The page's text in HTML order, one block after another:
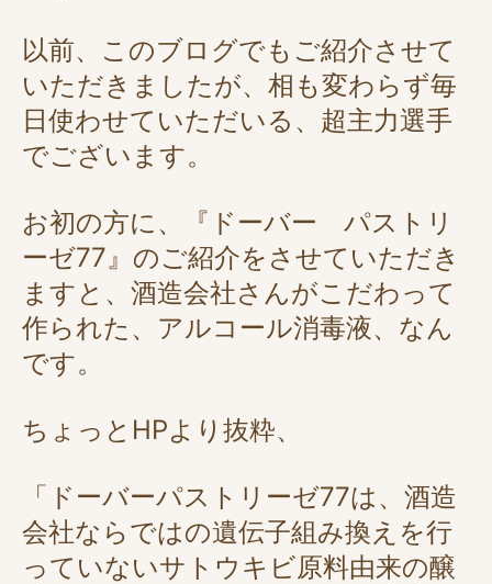
以前、このブログでもご紹介させて
いただきましたが、相も変わらず毎
日使わせていただいる、超主力選手
でございます。
お初の方に、『ドーバー パストリ
ーゼ77』のご紹介をさせていただき
ますと、酒造会社さんがこだわって
作られた、アルコール消毒液、なん
です。
ちょっとHPより抜粋、
「ドーバーパストリーゼ77は、酒造
会社ならではの遺伝子組み換えを行
っていないサトウキビ原料由来の醸